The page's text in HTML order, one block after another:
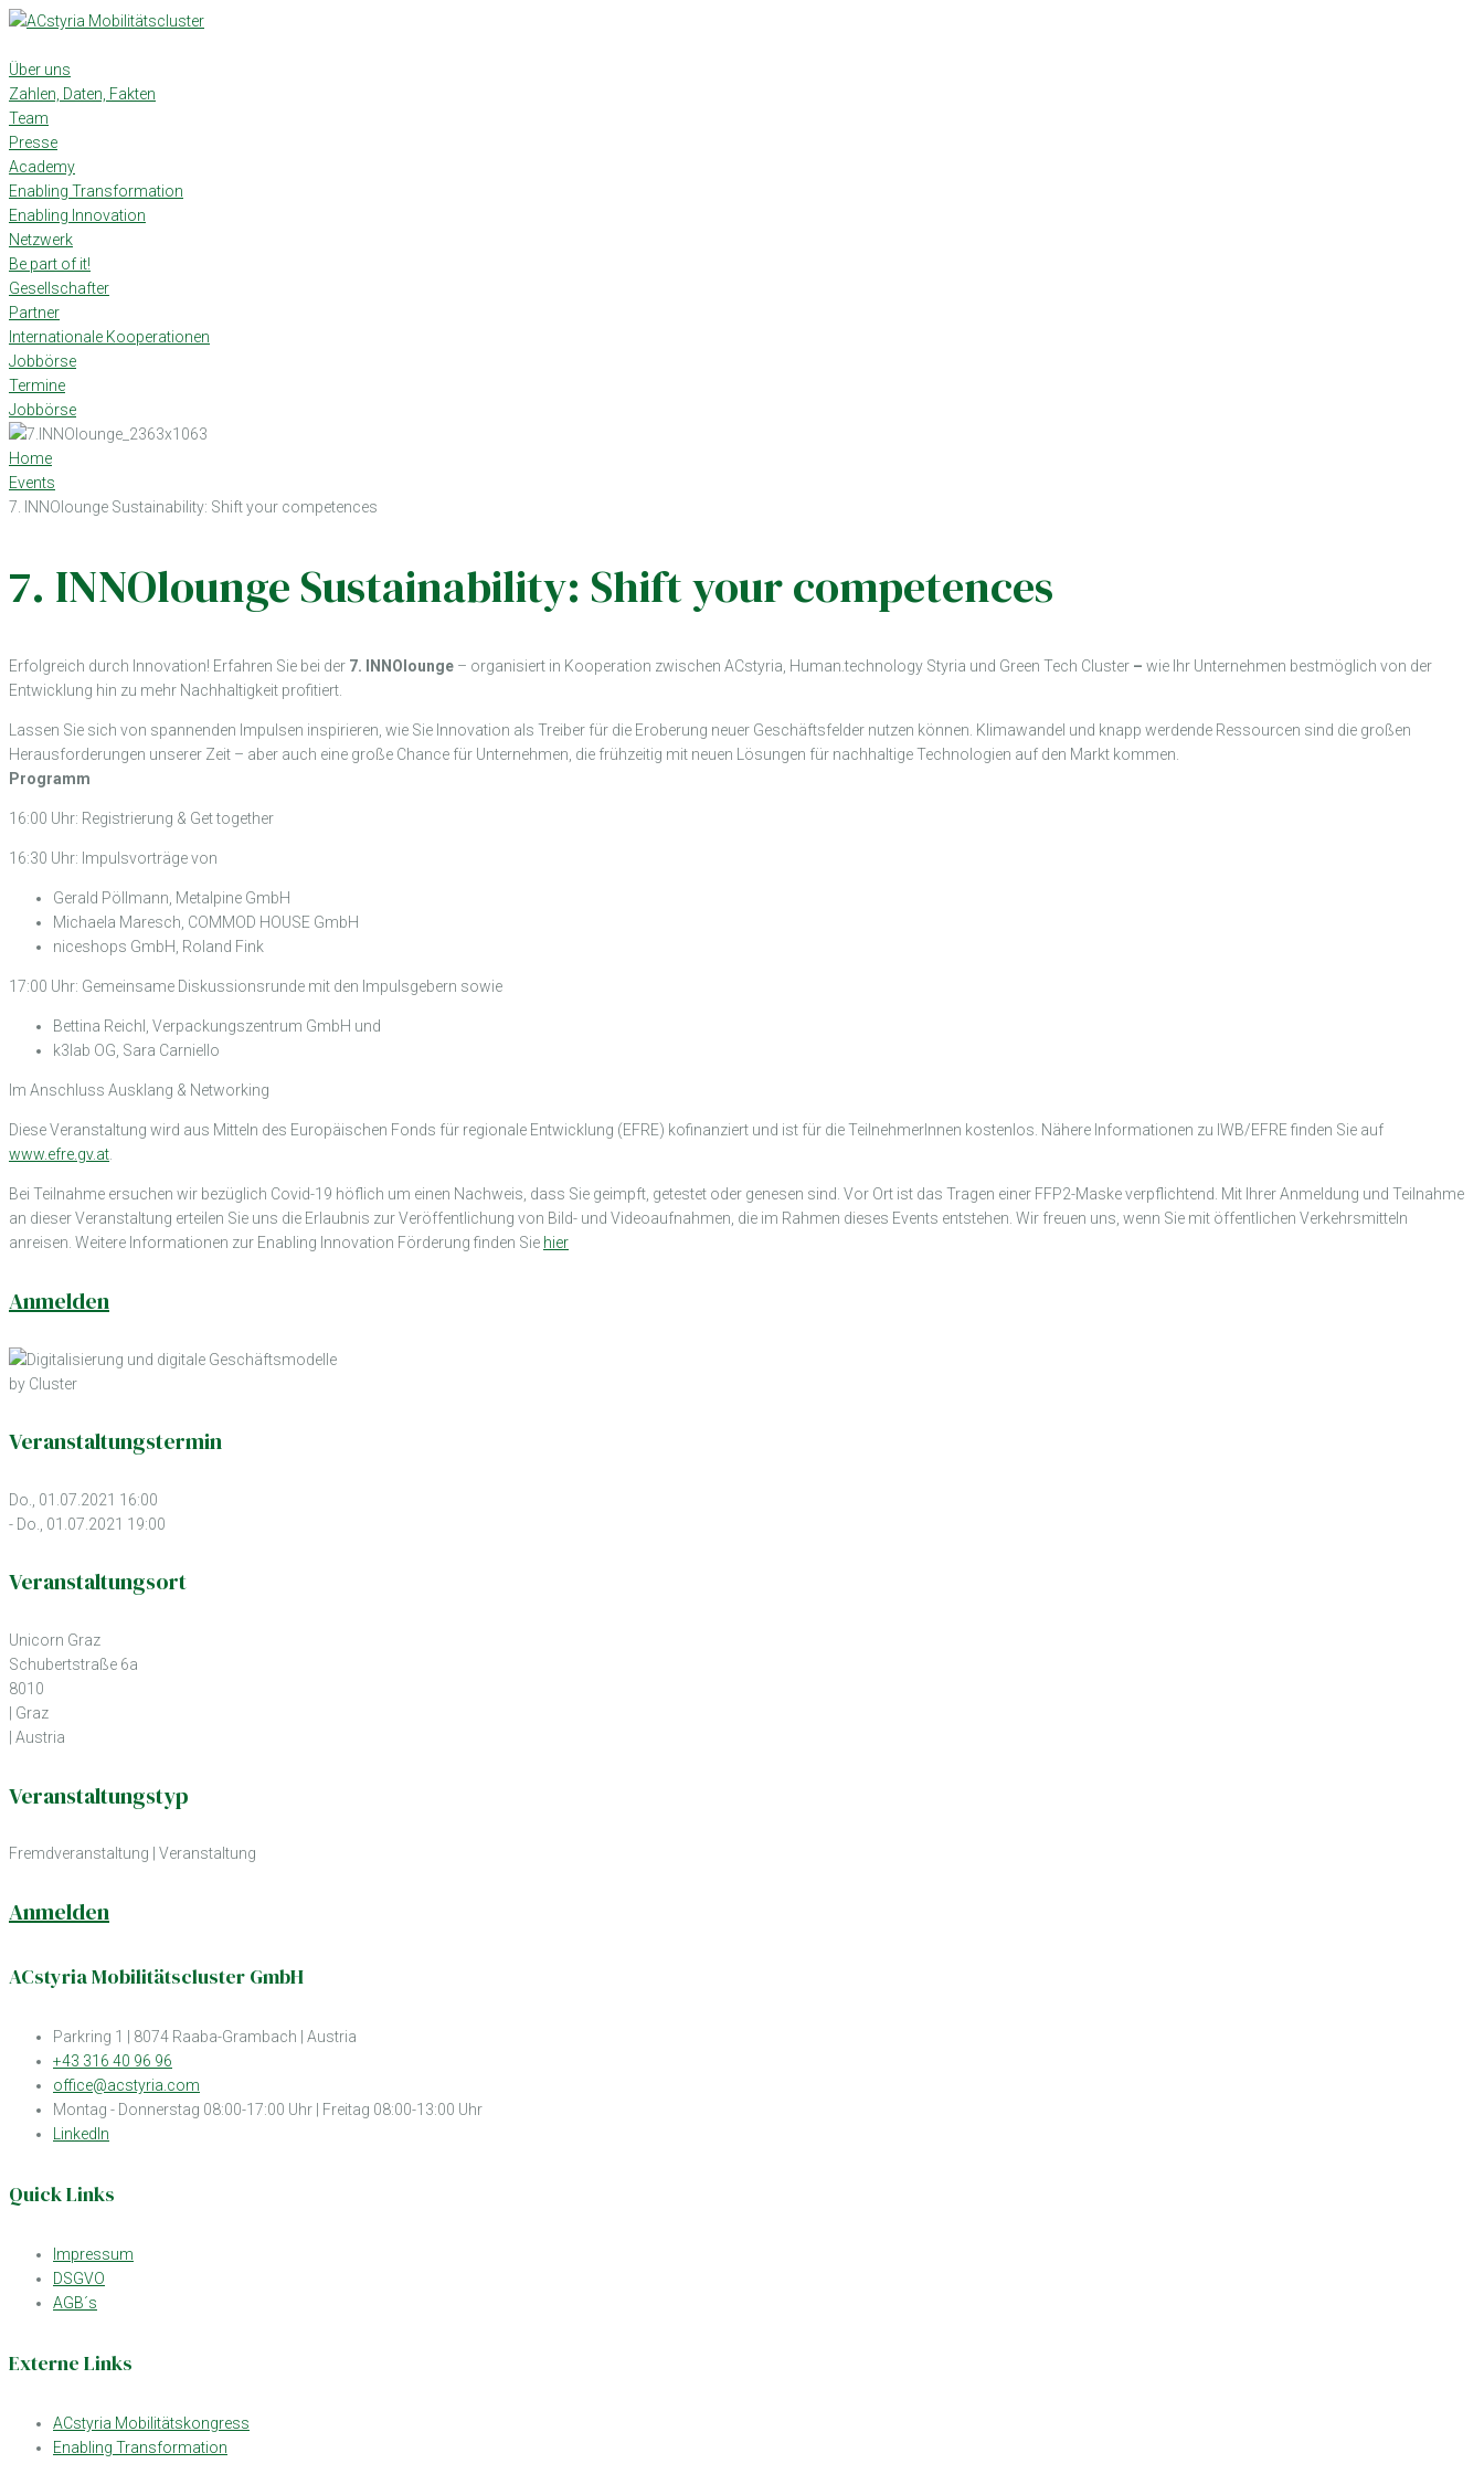
Skip
content
Über uns
Zahlen, Daten, Fakten
Team
Presse
Academy
Enabling Transformation
Enabling Innovation
Netzwerk
Be part of it!
Gesellschafter
Partner
Internationale Kooperationen
Jobbörse
Termine
Jobbörse
Home
Events
7. INNOlounge Sustainability: Shift your competences
7. INNOlounge Sustainability: Shift your competences
Erfolgreich durch Innovation! Erfahren Sie bei der 7. INNOlounge – organisiert in Kooperation zwischen ACstyria, Human.technology Styria und Green Tech Cluster – wie Ihr Unternehmen bestmöglich von der
Entwicklung hin zu mehr Nachhaltigkeit profitiert.
Lassen Sie sich von spannenden Impulsen inspirieren, wie Sie Innovation als Treiber für die Eroberung neuer Geschäftsfelder nutzen können. Klimawandel und knapp werdende Ressourcen sind die großen
Herausforderungen unserer Zeit – aber auch eine große Chance für Unternehmen, die frühzeitig mit neuen Lösungen für nachhaltige Technologien auf den Markt kommen.
Programm
16:00 Uhr: Registrierung & Get together
16:30 Uhr: Impulsvorträge von
Gerald Pöllmann, Metalpine GmbH
Michaela Maresch, COMMOD HOUSE GmbH
niceshops GmbH, Roland Fink
17:00 Uhr: Gemeinsame Diskussionsrunde mit den Impulsgebern sowie
Bettina Reichl, Verpackungszentrum GmbH und
k3lab OG, Sara Carniello
Im Anschluss Ausklang & Networking
Diese Veranstaltung wird aus Mitteln des Europäischen Fonds für regionale Entwicklung (EFRE) kofinanziert und ist für die TeilnehmerInnen kostenlos. Nähere Informationen zu IWB/EFRE finden Sie auf
www.efre.gv.at.
Bei Teilnahme ersuchen wir bezüglich Covid-19 höflich um einen Nachweis, dass Sie geimpft, getestet oder genesen sind. Vor Ort ist das Tragen einer FFP2-Maske verpflichtend. Mit Ihrer Anmeldung und Teilnahme
an dieser Veranstaltung erteilen Sie uns die Erlaubnis zur Veröffentlichung von Bild- und Videoaufnahmen, die im Rahmen dieses Events entstehen. Wir freuen uns, wenn Sie mit öffentlichen Verkehrsmitteln
anreisen. Weitere Informationen zur Enabling Innovation Förderung finden Sie hier
Anmelden
by Cluster
Veranstaltungstermin
Do., 01.07.2021 16:00
- Do., 01.07.2021 19:00
Veranstaltungsort
Unicorn Graz
Schubertstraße 6a
8010
| Graz
| Austria
Veranstaltungstyp
Fremdveranstaltung Veranstaltung
Anmelden
ACstyria Mobilitätscluster GmbH
Parkring 1 | 8074 Raaba-Grambach | Austria
+43 316 40 96 96
office@acstyria.com
Montag - Donnerstag 08:00-17:00 Uhr | Freitag 08:00-13:00 Uhr
LinkedIn
Quick Links
Impressum
DSGVO
AGB´s
Externe Links
ACstyria Mobilitätskongress
Enabling Transformation